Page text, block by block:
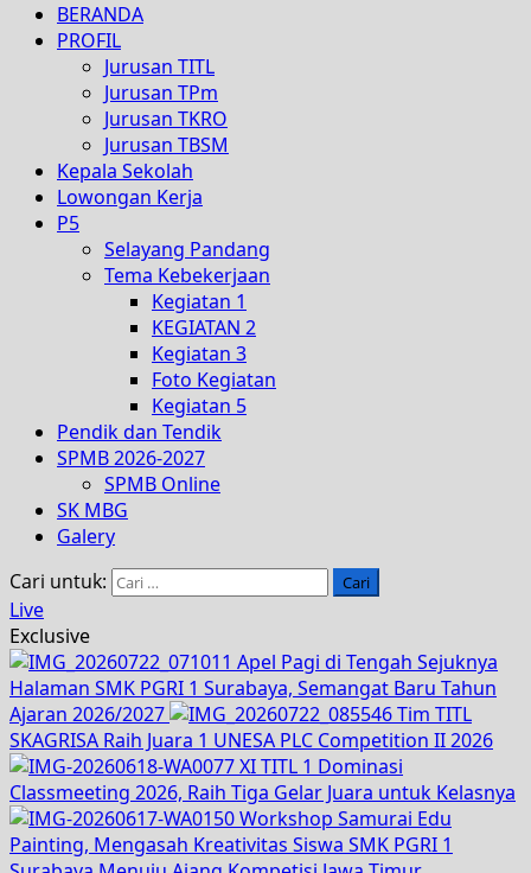
BERANDA
PROFIL
Jurusan TITL
Jurusan TPm
Jurusan TKRO
Jurusan TBSM
Kepala Sekolah
Lowongan Kerja
P5
Selayang Pandang
Tema Kebekerjaan
Kegiatan 1
KEGIATAN 2
Kegiatan 3
Foto Kegiatan
Kegiatan 5
Pendik dan Tendik
SPMB 2026-2027
SPMB Online
SK MBG
Galery
Cari untuk:
Live
Exclusive
Apel Pagi di Tengah Sejuknya
Halaman SMK PGRI 1 Surabaya, Semangat Baru Tahun
Ajaran 2026/2027
Tim TITL
SKAGRISA Raih Juara 1 UNESA PLC Competition II 2026
XI TITL 1 Dominasi
Classmeeting 2026, Raih Tiga Gelar Juara untuk Kelasnya
Workshop Samurai Edu
Painting, Mengasah Kreativitas Siswa SMK PGRI 1